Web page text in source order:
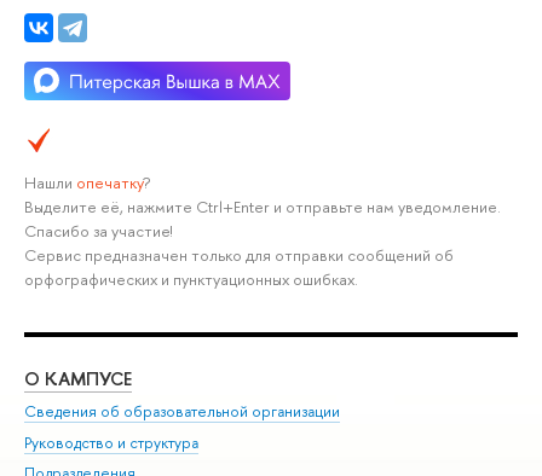
Нашли опечатку?
Выделите её, нажмите Ctrl+Enter и отправьте нам уведомление.
Спасибо за участие!
Сервис предназначен только для отправки сообщений об
орфографических и пунктуационных ошибках.
О КАМПУСЕ
Сведения об образовательной организации
Руководство и структура